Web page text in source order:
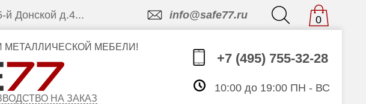
й Донской д.4... info@safe77.ru 0
МЕБЕЛИ!
НА ЗАКАЗ
+7 (495) 755-32-28
10:00 до 19:00 ПН - ВС